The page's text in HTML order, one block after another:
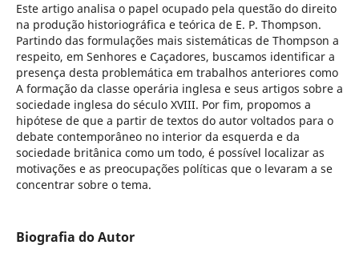
Este artigo analisa o papel ocupado pela questão do direito
na produção historiográfica e teórica de E. P. Thompson.
Partindo das formulações mais sistemáticas de Thompson a
respeito, em Senhores e Caçadores, buscamos identificar a
presença desta problemática em trabalhos anteriores como
A formação da classe operária inglesa e seus artigos sobre a
sociedade inglesa do século XVIII. Por fim, propomos a
hipótese de que a partir de textos do autor voltados para o
debate contemporâneo no interior da esquerda e da
sociedade britânica como um todo, é possível localizar as
motivações e as preocupações políticas que o levaram a se
concentrar sobre o tema.
Biografia do Autor